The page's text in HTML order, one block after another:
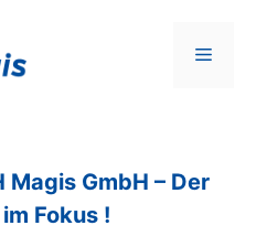
Menü
Magis GmbH – Der
Fokus !